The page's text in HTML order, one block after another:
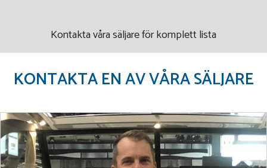
Kontakta våra säljare för komplett lista
KONTAKTA EN AV VÅRA SÄLJARE